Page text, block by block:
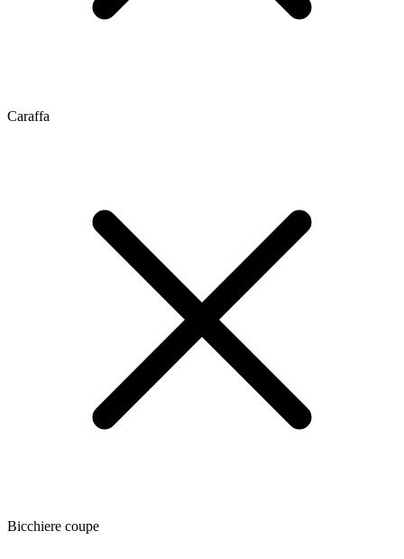
Caraffa
Bicchiere coupe